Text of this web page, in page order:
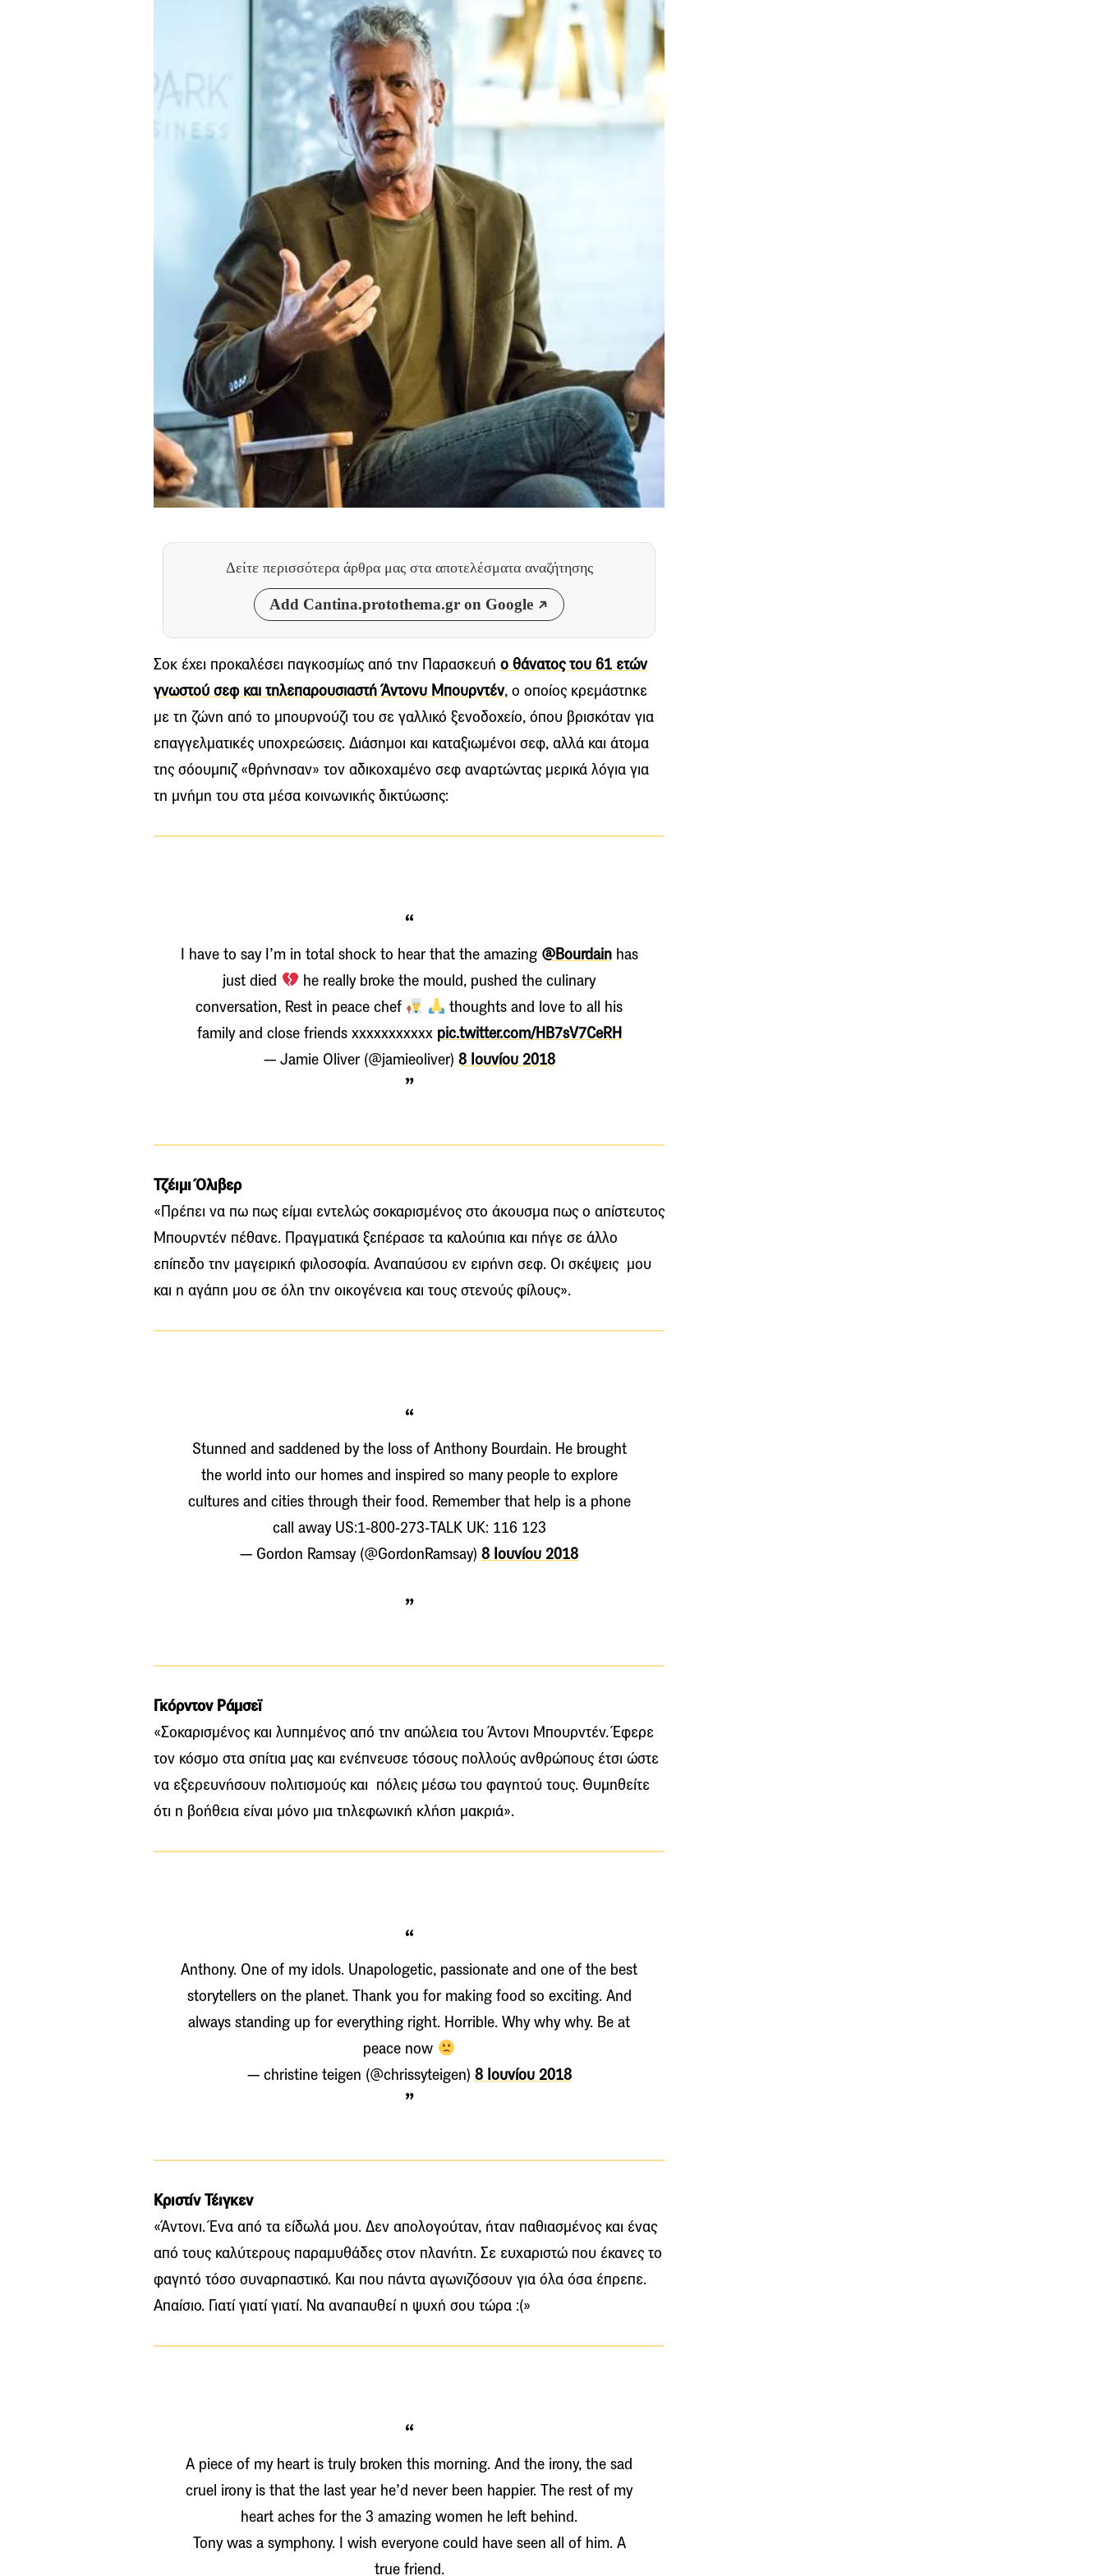
Δείτε περισσότερα άρθρα μας στα αποτελέσματα αναζήτησης
Add Cantina.protothema.gr on Google
Σοκ έχει προκαλέσει παγκοσμίως από την Παρασκευή ο θάνατος του 61 ετών
γνωστού σεφ και τηλεπαρουσιαστή Άντονυ Μπουρντέν, ο οποίος κρεμάστηκε
με τη ζώνη από το μπουρνούζι του σε γαλλικό ξενοδοχείο, όπου βρισκόταν για
επαγγελματικές υποχρεώσεις. Διάσημοι και καταξιωμένοι σεφ, αλλά και άτομα
της σόουμπιζ «θρήνησαν» τον αδικοχαμένο σεφ αναρτώντας μερικά λόγια για
τη μνήμη του στα μέσα κοινωνικής δικτύωσης:
I have to say I’m in total shock to hear that the amazing @Bourdainhas
just died
he really broke the mould, pushed the culinary
conversation, Rest in peace chef
thoughts and love to all his
family and close friends xxxxxxxxxxx pic.twitter.com/HB7sV7CeRH
— Jamie Oliver (@jamieoliver) 8 Ιουνίου 2018
Τζέιμι Όλιβερ
«Πρέπει να πω πως είμαι εντελώς σοκαρισμένος στο άκουσμα πως ο απίστευτος
Μπουρντέν πέθανε. Πραγματικά ξεπέρασε τα καλούπια και πήγε σε άλλο
επίπεδο την μαγειρική φιλοσοφία. Aναπαύσου εν ειρήνη σεφ. Οι σκέψεις μου
και η αγάπη μου σε όλη την οικογένεια και τους στενούς φίλους».
Stunned and saddened by the loss of Anthony Bourdain. He brought
the world into our homes and inspired so many people to explore
cultures and cities through their food. Remember that help is a phone
call away US:1-800-273-TALK UK: 116 123
— Gordon Ramsay (@GordonRamsay) 8 Ιουνίου 2018
Γκόρντον Ράμσεϊ
«Σοκαρισμένος και λυπημένος από την απώλεια του Άντονι Μπουρντέν. Έφερε
τον κόσμο στα σπίτια μας και ενέπνευσε τόσους πολλούς ανθρώπους έτσι ώστε
να εξερευνήσουν πολιτισμούς και πόλεις μέσω του φαγητού τους. Θυμηθείτε
ότι η βοήθεια είναι μόνο μια τηλεφωνική κλήση μακριά».
Anthony. One of my idols. Unapologetic, passionate and one of the best
storytellers on the planet. Thank you for making food so exciting. And
always standing up for everything right. Horrible. Why why why. Be at
peace now
— christine teigen (@chrissyteigen) 8 Ιουνίου 2018
Κριστίν Τέιγκεν
«Άντονι. Ένα από τα είδωλά μου. Δεν απολογούταν, ήταν παθιασμένος και ένας
από τους καλύτερους παραμυθάδες στον πλανήτη. Σε ευχαριστώ που έκανες το
φαγητό τόσο συναρπαστικό. Και που πάντα αγωνιζόσουν για όλα όσα έπρεπε.
Απαίσιο. Γιατί γιατί γιατί. Να αναπαυθεί η ψυχή σου τώρα :(»
A piece of my heart is truly broken this morning. And the irony, the sad
cruel irony is that the last year he’d never been happier. The rest of my
heart aches for the 3 amazing women he left behind.
Tony was a symphony. I wish everyone could have seen all of him. A
true friend.